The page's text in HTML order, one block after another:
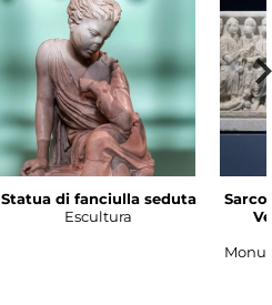
Statua di fanciulla seduta
Escultura